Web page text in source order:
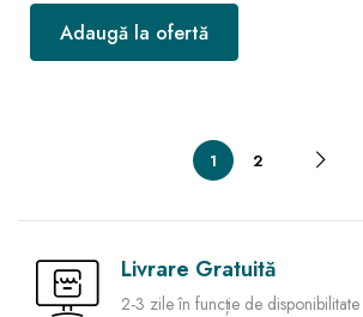
Adaugă la ofertă
1 2
Livrare Gratuită
2-3 zile în funcție de disponibilitate